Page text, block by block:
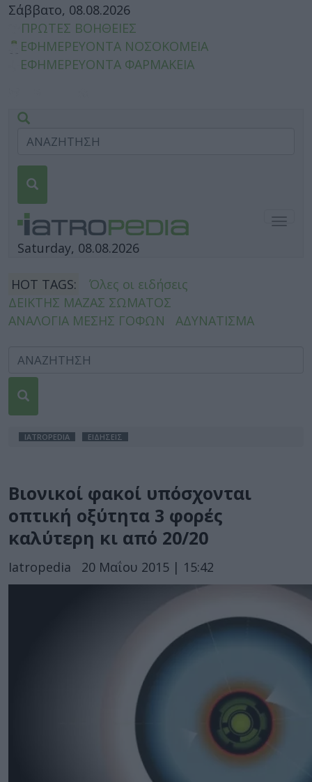
Σάββατο, 08.08.2026
ΠΡΩΤΕΣ ΒΟΗΘΕΙΕΣ
ΕΦΗΜΕΡΕΥΟΝΤΑ ΝΟΣΟΚΟΜΕΙΑ
ΕΦΗΜΕΡΕΥΟΝΤΑ ΦΑΡΜΑΚΕΙΑ
Saturday, 08.08.2026
HOT TAGS:
Όλες οι ειδήσεις
ΔΕΙΚΤΗΣ ΜΑΖΑΣ ΣΩΜΑΤΟΣ
ΑΝΑΛΟΓΙΑ ΜΕΣΗΣ ΓΟΦΩΝ
ΑΔΥΝΑΤΙΣΜΑ
IATROPEDIA ΕΙΔΗΣΕΙΣ
Bιονικοί φακοί υπόσχονται
οπτική οξύτητα 3 φορές
καλύτερη κι από 20/20
Iatropedia 20 Μαΐου 2015 | 15:42